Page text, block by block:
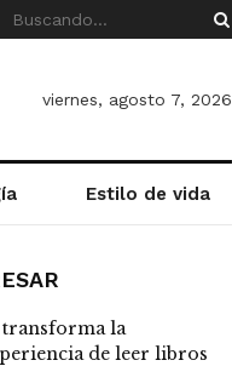
viernes, agosto 7, 2026
Estilo de vida
transforma la
de leer libros